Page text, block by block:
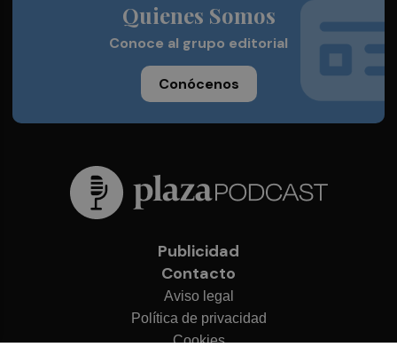
Quienes Somos
Conoce al grupo editorial
Conócenos
Publicidad
Contacto
Aviso legal
Política de privacidad
Cookies